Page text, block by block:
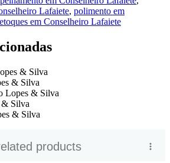
Lafaiete, polimento em
em Conselheiro Lafaiete
& Silva
& Silva
Lopes & Silva
Silva
& Silva